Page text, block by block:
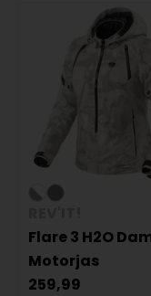
Flare 3 H2O
Motorjas
259,99